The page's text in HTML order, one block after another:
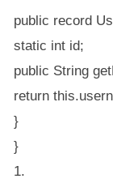
public record
static int id;
public String
return
}
}
1.